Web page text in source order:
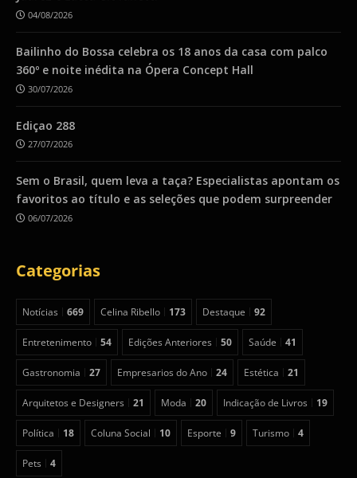
04/08/2026
Bailinho do Bossa celebra os 18 anos da casa com palco
360º e noite inédita na Ópera Concept Hall
30/07/2026
Ediçao 288
27/07/2026
Sem o Brasil, quem leva a taça? Especialistas apontam os
favoritos ao título e as seleções que podem surpreender
06/07/2026
Categorias
Notícias 669 Celina Ribello 173 Destaque 92
Entretenimento 54 Edições Anteriores 50 Saúde 41
Gastronomia 27 Empresarios do Ano 24 Estética 21
Arquitetos e Designers 21 Moda 20 Indicação de Livros 19
Política 18 Coluna Social 10 Esporte 9 Turismo 4
Pets 4